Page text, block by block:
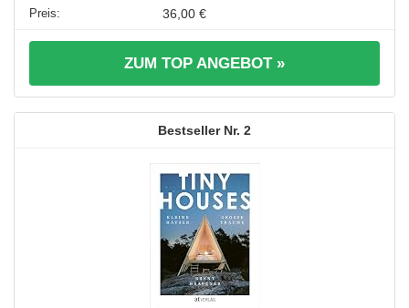
36,00 €
ZUM TOP ANGEBOT »
2